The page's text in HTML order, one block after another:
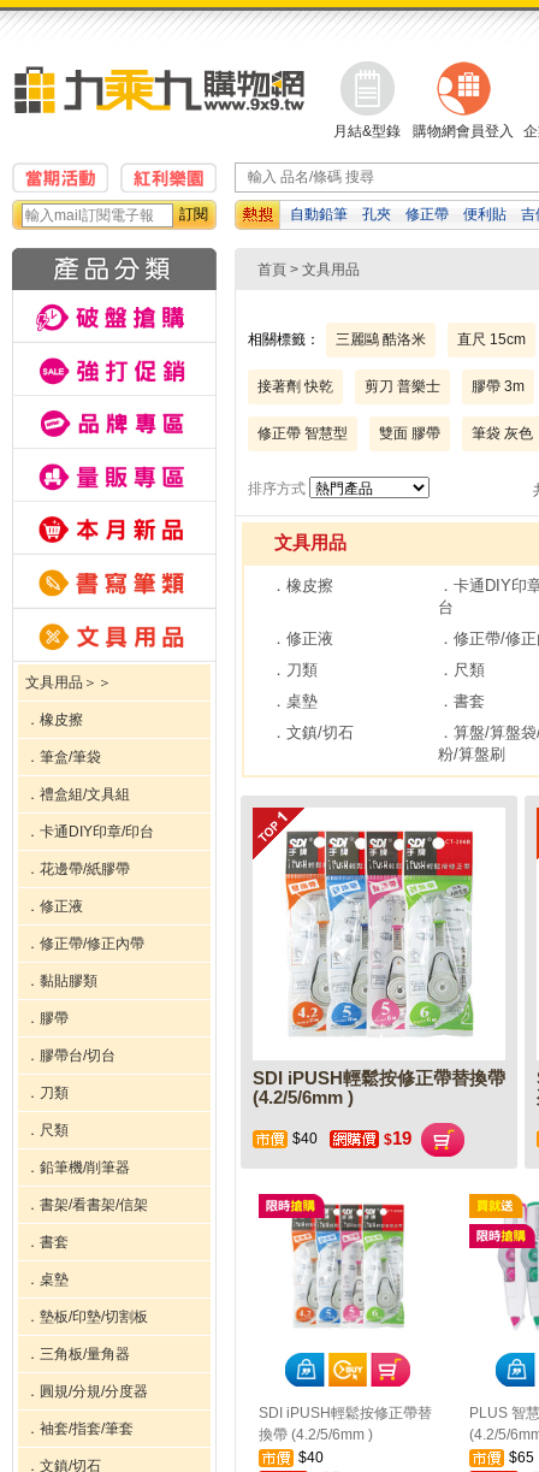
月結&型錄 購物網會員登入
訂閱 自動鉛筆 孔夾 修正帶 便利貼
吉
文具用品＞＞
．橡皮擦
．筆盒/筆袋
．禮盒組/文具組
．卡通DIY印章/印台
．花邊帶/紙膠帶
．修正液
．修正帶/修正內帶
．黏貼膠類
．膠帶
．膠帶台/切台
．刀類
．尺類
．鉛筆機/削筆器
．書架/看書架/信架
．書套
．桌墊
．墊板/印墊/切割板
．三角板/量角器
．圓規/分規/分度器
．袖套/指套/筆套
．文鎮/切石
首頁 > 文具用品
相關標籤： 三麗鷗 酷洛米 直尺 15cm
接著劑 快乾 剪刀 普樂士 膠帶 3m
修正帶 智慧型 雙面 膠帶 筆袋 灰色
排序方式
文具用品
．橡皮擦
．卡通DIY印
台
．修正液
．修正帶/修
．刀類
．尺類
．桌墊
．書套
．文鎮/切石
．算盤/算盤
粉/算盤刷
SDI iPUSH輕鬆按修正帶替換帶
(4.2/5/6mm )
$40 $19
SDI iPUSH輕鬆按修正帶替
換帶 (4.2/5/6mm )
$40
PLUS 智
(4.2/5/
$65